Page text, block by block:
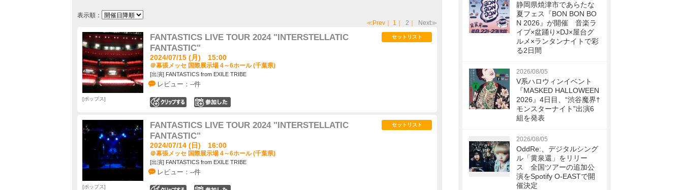
表示順：
≪Prev ｜ 1 ｜ 2 ｜ Next≫
FANTASTICS LIVE TOUR 2024 "INTERSTELLATIC
FANTASTIC"
2024/07/15 (月) 15:00
＠幕張メッセ 国際展示場 4～6ホール (千葉県)
[出演] FANTASTICS from EXILE TRIBE
レビュー：--件
セットリスト
ポップス
FANTASTICS LIVE TOUR 2024 "INTERSTELLATIC
FANTASTIC"
2024/07/14 (日) 16:00
＠幕張メッセ 国際展示場 4～6ホール (千葉県)
[出演] FANTASTICS from EXILE TRIBE
レビュー：--件
セットリスト
ポップス
静岡県焼津市であらたな
夏フェス『BON BON BO
N 2026』が開催 音楽ラ
イブ×盆踊り×DJ×屋台グ
ルメ×ランタンナイトで彩
る2日間
2026/08/05
V系ハロウィンイベント
『MASKED HALLOWEEN
2026』4日目、“渋谷魔界†
モンスターナイト”出演6
組を発表
2026/08/05
OddRe:、デジタルシング
ル「黄泉還」をリリー
ス 全国ツアーの追加公
演をSpotify O-EASTで開
催決定